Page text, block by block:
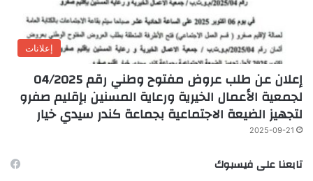
إعلانات
إعلان عن طلب عروض مفتوح وطني رقم 04/2025
لجمعية الأعمال الخيرية ورعاية المسنين بإقليم صفرو
لتجهيز الضيعة الاجتماعية بجماعة كندر سيدي خيار
2025-09-21
تابعنا على فيسبوك